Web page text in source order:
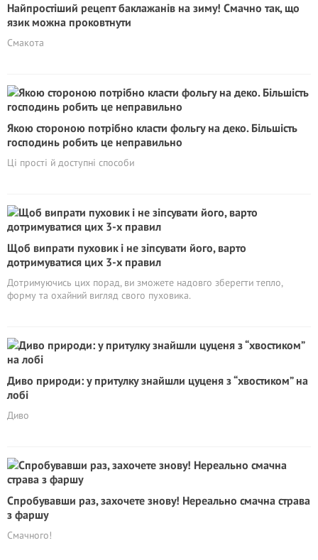
Найпростіший рецепт баклажанів на зиму! Смачно так, що
язик можна проковтнути
Смакота
Якою стороною потрібно класти фольгу на деко. Більшість
господинь робить це неправильно
Ці прості й доступні способи
Щоб випрати пуховик і не зіпсувати його, варто
дотримуватися цих 3-х правил
Дотримуючись цих порад, ви зможете надовго зберегти тепло,
форму та охайний вигляд свого пуховика.
Диво природи: у притулку знайшли цуценя з “хвостиком” на
лобі
Диво
Спробувавши раз, захочете знову! Нереально смачна страва
з фаршу
Смачного!